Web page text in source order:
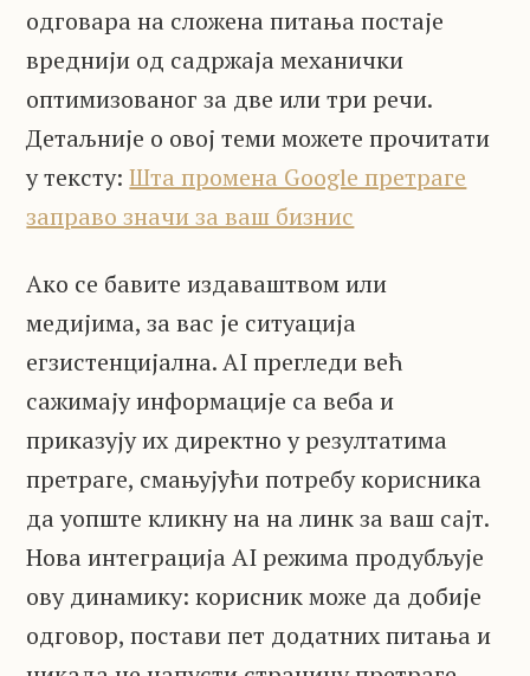
одговара на сложена питања постаје
вреднији од садржаја механички
оптимизованог за две или три речи.
Детаљније о овој теми можете прочитати
у тексту:Шта промена Google претраге
заправо значи за ваш бизнис
Ако се бавите издаваштвом или
медијима, за вас је ситуација
егзистенцијална. AI прегледи већ
сажимају информације са веба и
приказују их директно у резултатима
претраге, смањујући потребу корисника
да уопште кликну на на линк за ваш сајт.
Нова интеграција AI режима продубљује
ову динамику: корисник може да добије
одговор, постави пет додатних питања и